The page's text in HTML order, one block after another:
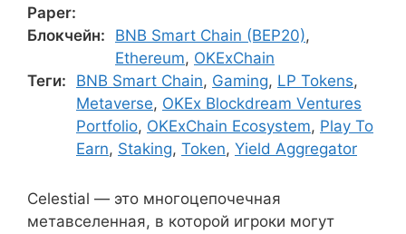
Paper:
Блокчейн: BNB Smart Chain (BEP20),
Ethereum, OKExChain
Теги:
BNB Smart Chain, Gaming, LP Tokens,
Metaverse, OKEx Blockdream Ventures
Portfolio, OKExChain Ecosystem, Play To
Earn, Staking, Token, Yield Aggregator
Celestial — это многоцепочечная
метавселенная, в которой игроки могут